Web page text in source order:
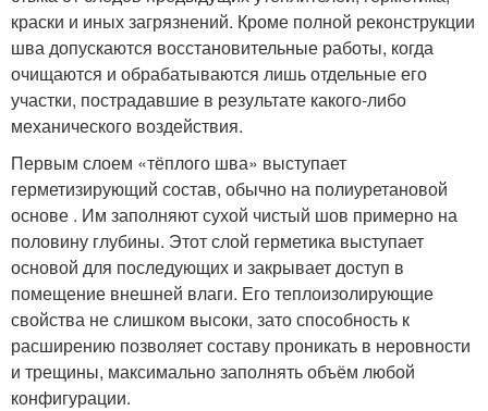
краски и иных загрязнений. Кроме полной реконструкции
шва допускаются восстановительные работы, когда
очищаются и обрабатываются лишь отдельные его
участки, пострадавшие в результате какого-либо
механического воздействия.
Первым слоем «тёплого шва» выступает
герметизирующий состав, обычно на полиуретановой
основе . Им заполняют сухой чистый шов примерно на
половину глубины. Этот слой герметика выступает
основой для последующих и закрывает доступ в
помещение внешней влаги. Его теплоизолирующие
свойства не слишком высоки, зато способность к
расширению позволяет составу проникать в неровности
и трещины, максимально заполнять объём любой
конфигурации.